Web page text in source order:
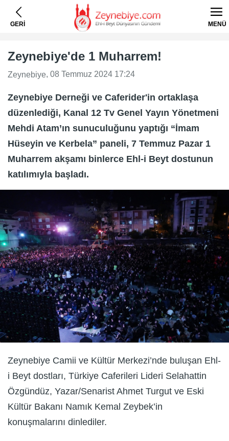
GERİ MENÜ
Zeynebiye'de 1 Muharrem!
Zeynebiye, 08 Temmuz 2024 17:24
Zeynebiye Derneği ve Caferider'in ortaklaşa
düzenlediği, Kanal 12 Tv Genel Yayın Yönetmeni
Mehdi Atam’ın sunuculuğunu yaptığı “İmam
Hüseyin ve Kerbela” paneli, 7 Temmuz Pazar 1
Muharrem akşamı binlerce Ehl-i Beyt dostunun
katılımıyla başladı.
Zeynebiye Camii ve Kültür Merkezi’nde buluşan Ehl-
i Beyt dostları, Türkiye Caferileri Lideri Selahattin
Özgündüz, Yazar/Senarist Ahmet Turgut ve Eski
Kültür Bakanı Namık Kemal Zeybek’in
konuşmalarını dinlediler.